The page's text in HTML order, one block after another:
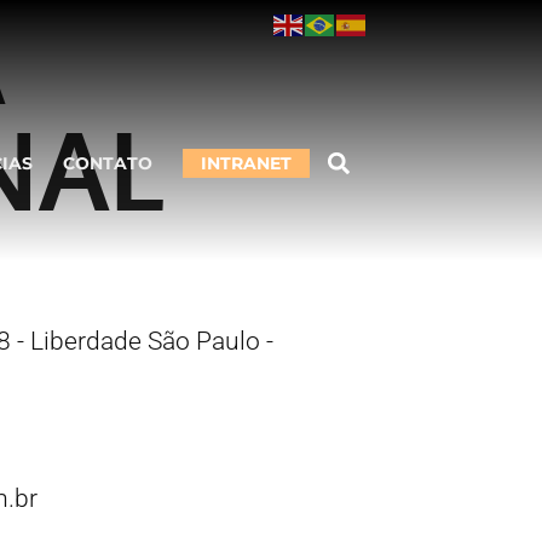
CONTATO INTRANET
- Liberdade São Paulo -